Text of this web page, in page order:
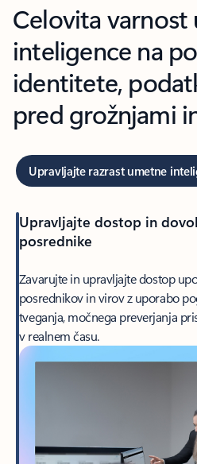
Celovita varnost
inteligence na
identitete,
pred grožnjami
Upravljajte razrast umetne
Upravljajte dostop in
posrednike
Zavarujte in upravljajte dostop
posrednikov in virov z uporabo
tveganja, močnega preverjanja
v realnem času.